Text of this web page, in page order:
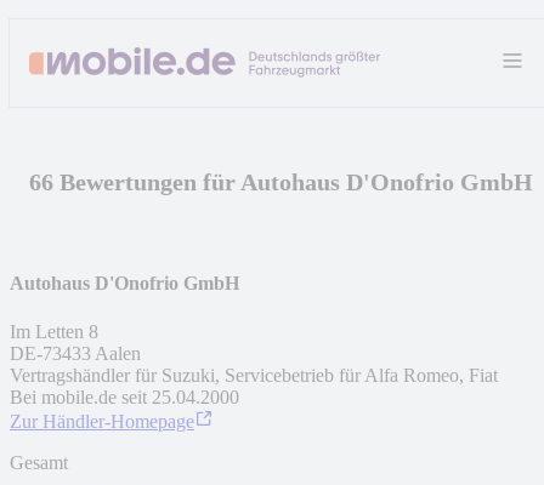
66 Bewertungen für Autohaus D'Onofrio GmbH
Autohaus D'Onofrio GmbH
Im Letten 8
DE-73433 Aalen
Vertragshändler für Suzuki, Servicebetrieb für Alfa Romeo, Fiat
Bei mobile.de seit 25.04.2000
Zur Händler-Homepage
Gesamt